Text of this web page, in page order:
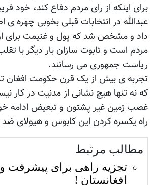
برای اینکه از رای مردم دفاع کند، خود
عبدالله در انتخابات قبلی بخوبی چهره
داد و مشخص شد که پول و غنیمت برای او
مردم است و تابوت سازان بار دیگر با
ریاست جمهوری می رسانند.
تجربه ی بیش از یک قرن حکومت افغان
که نه تنها هیچ نشانی از مدنیت در کار
غصب زمین غیر پشتون و تبعیض ادامه
راه یکسره کردن این کابوس و هیولای
مطالب مرتبط
تجزیه راهی برای پیشرفت و
افغانستان !